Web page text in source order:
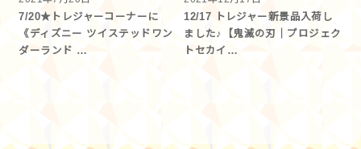
7/20★トレジャーコーナーに
《ディズニー ツイステッドワン
ダーランド …
12/17 トレジャー新景品入荷し
ました♪【鬼滅の刃｜プロジェク
トセカイ…